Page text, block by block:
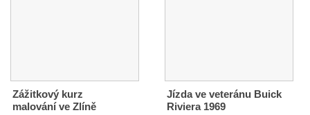
Zážitkový kurz
malování ve Zlíně
Jízda ve veteránu Buick
Riviera 1969